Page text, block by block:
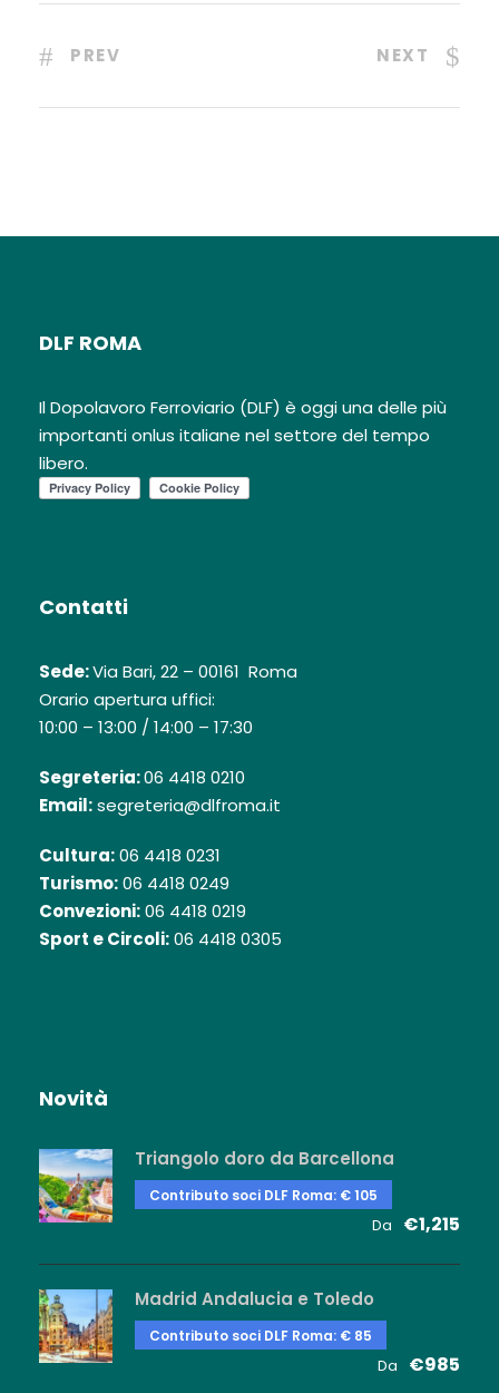
PREV NEXT
DLF ROMA
Il Dopolavoro Ferroviario (DLF) è oggi una delle più
importanti onlus italiane nel settore del tempo
libero.
Contatti
Sede:Via Bari, 22 – 00161 Roma
Orario apertura uffici:
10:00 – 13:00 / 14:00 – 17:30
Segreteria:06 4418 0210
Email:segreteria@dlfroma.it
Cultura:06 4418 0231
Turismo:06 4418 0249
Convezioni:06 4418 0219
Sport e Circoli:06 4418 0305
Novità
Triangolo doro da Barcellona
Contributo soci DLF Roma: € 105
Da €1,215
Madrid Andalucia e Toledo
Contributo soci DLF Roma: € 85
Da €985